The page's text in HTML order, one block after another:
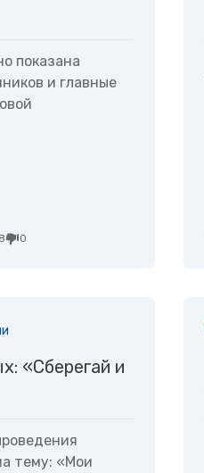
показана
и главные
8 0
«Сберегай и
тему: «Мои